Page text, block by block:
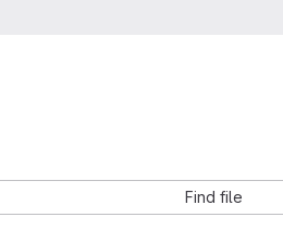
Find file